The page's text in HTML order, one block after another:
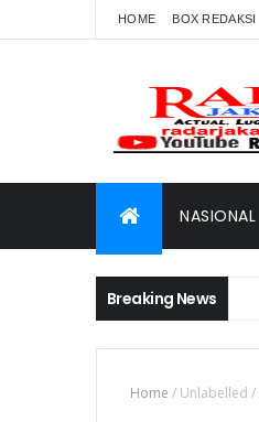
HOME BOX REDAKSI
NASIONAL
Breaking News
Home / Unlabelled /